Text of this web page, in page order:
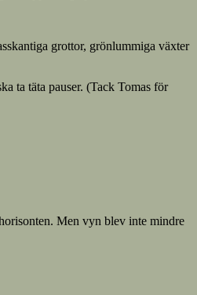
grottor, grönlummiga växter
ta täta pauser. (Tack Tomas för
Men vyn blev inte mindre